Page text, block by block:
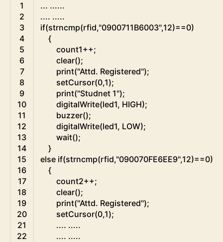
1
2
3
4
5
6
7
8
9
10
11
12
13
14
15
16
17
18
19
20
21
22
... ......
.... .....
if(strncmp(rfid,"0900711B6003",12)==0)
{
count1++;
clear();
print("Attd. Registered");
setCursor(0,1);
print("Studnet 1");
digitalWrite(led1, HIGH);
buzzer();
digitalWrite(led1, LOW);
wait();
}
else if(strncmp(rfid,"090070FE6EE9",12)==0)
{
count2++;
clear();
print("Attd. Registered");
setCursor(0,1);
.... .....
.... .....